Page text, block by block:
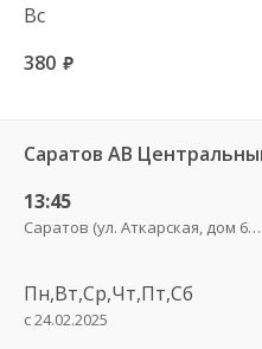
Вс
380 руб.
13:45
Саратов (ул. Аткарская, дом 66 А)
Пн,Вт,Ср,Чт,Пт,Сб
с 24.02.2025